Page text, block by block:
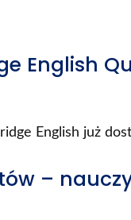
English
English już
–